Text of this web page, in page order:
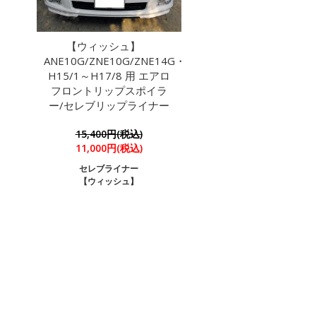
【ウィッシュ】
ANE10G/ZNE10G/ZNE14G・
H15/1～H17/8 用 エアロ
フロントリップスポイラ
ー/セレブリップライナー
15,400円(税込)
11,000円(税込)
セレブライナー
【ウィッシュ】